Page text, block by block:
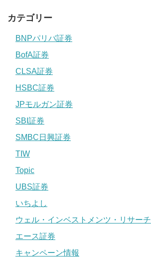
カテゴリー
BNPパリバ証券
BofA証券
CLSA証券
HSBC証券
JPモルガン証券
SBI証券
SMBC日興証券
TIW
Topic
UBS証券
いちよし
ウェル・インベストメンツ・リサーチ
エース証券
キャンペーン情報